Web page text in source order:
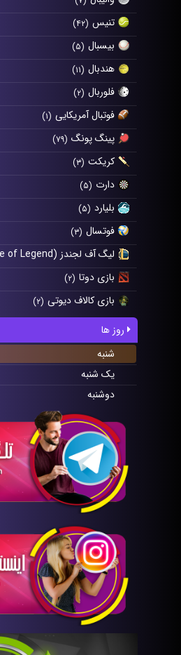
تنیس (۴۲)
بیسبال (۵)
هندبال (۱۱)
فلوربال (۲)
فوتبال آمریکایی (۱)
پینگ پونگ (۷۹)
کریکت (۳)
دارت (۵)
بلیارد (۵)
فوتسال (۳)
لیگ آف لجندز (League of Legend)
بازی دوتا (۲)
بازی کالاف دیوتی (۲)
روز ها
شنبه
یک شنبه
دوشنبه